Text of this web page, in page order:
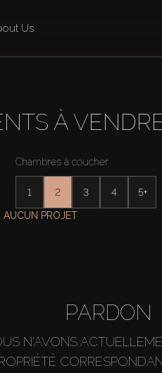
Us
À
Chambres à coucher
1 2 3 4 5+
AUCUN PROJET
PARDON
N'AVONS